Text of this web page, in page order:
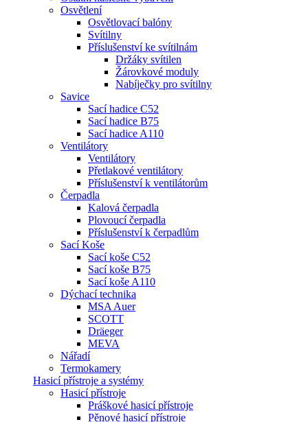
Osvětlení
Osvětlovací balóny
Svítilny
Příslušenství ke svítilnám
Držáky svítilen
Žárovkové moduly
Nabíječky pro svítilny
Savice
Sací hadice C52
Sací hadice B75
Sací hadice A110
Ventilátory
Ventilátory
Přetlakové ventilátory
Příslušenství k ventilátorům
Čerpadla
Kalová čerpadla
Plovoucí čerpadla
Příslušenství k čerpadlům
Sací Koše
Sací koše C52
Sací koše B75
Sací koše A110
Dýchací technika
MSA Auer
SCOTT
Dräeger
MEVA
Nářadí
Termokamery
Hasicí přístroje a systémy
Hasicí přístroje
Práškové hasicí přístroje
Pěnové hasicí přístroje